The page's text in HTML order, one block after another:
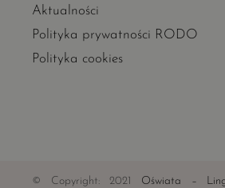
Aktualności
Polityka prywatności RODO
Polityka cookies
© Copyright: 2021 Oświata –